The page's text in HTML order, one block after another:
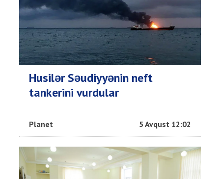
Husilər Səudiyyənin neft
tankerini vurdular
Planet 5 Avqust 12:02